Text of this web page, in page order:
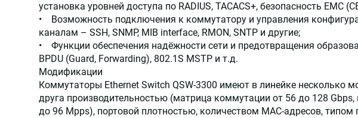
установка уровней доступа по RADIUS, TACACS+, безопасность EMC
• Возможность подключения к коммутатору и управления
каналам – SSH, SNMP, MIB interface, RMON, SNTP и другие;
• Функции обеспечения надёжности сети и предотвращения
BPDU (Guard, Forwarding), 802.1S MSTP и т.д.
Модификации
Коммутаторы Ethernet Switch QSW-3300 имеют в линейке несколько
друга производительностью (матрица коммутации от 56 до 128 Gbps,
до 96 Mpps), портовой плотностью, количеством MAC-адресов, типом